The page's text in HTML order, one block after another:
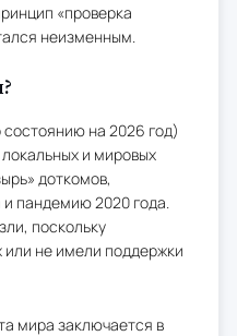
«проверка
неизменным.
на 2026 год)
и мировых
доткомов,
пандемию 2020 года.
поскольку
не имели поддержки
мира заключается в